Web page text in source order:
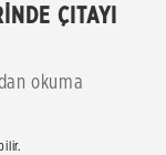
ÇITAYI
okuma